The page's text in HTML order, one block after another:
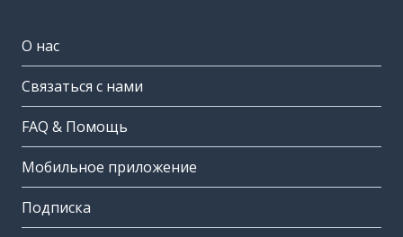
О нас
Связаться с нами
FAQ & Помощь
Мобильное приложение
Подписка